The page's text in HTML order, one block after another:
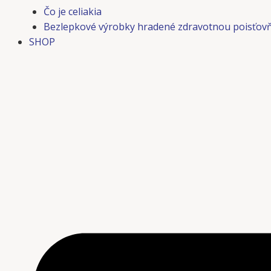
Čo je celiakia
Bezlepkové výrobky hradené zdravotnou
SHOP